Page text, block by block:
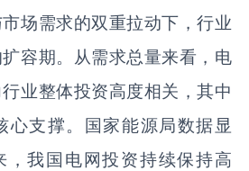
场需求的双重拉动下，行业
容期。从需求总量来看，电
业整体投资高度相关，其中
心支撑。国家能源局数据显
，我国电网投资持续保持高